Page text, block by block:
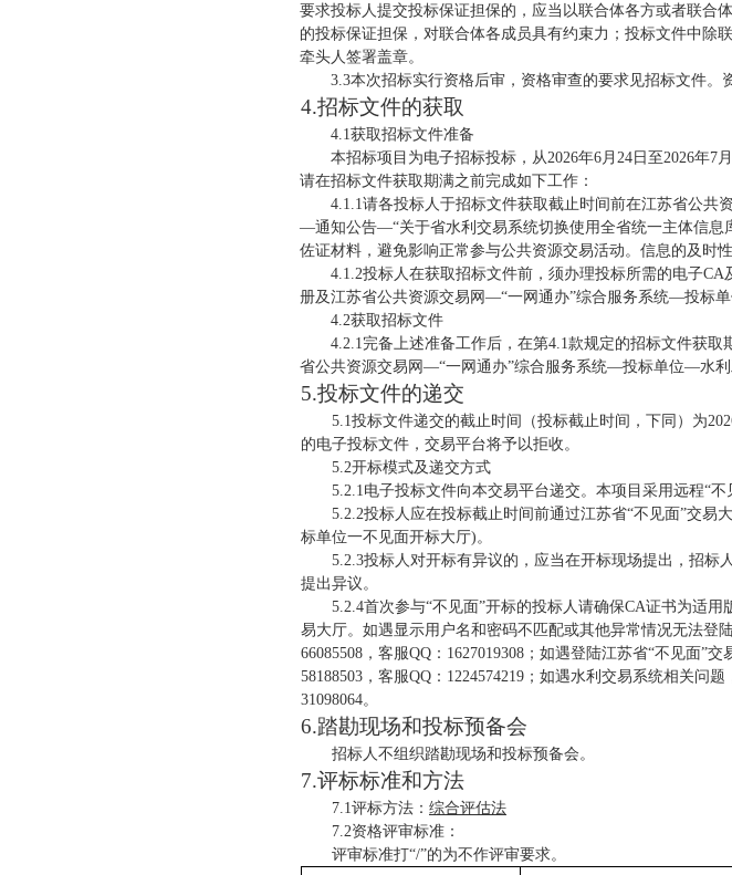
要求投标人提交投标保证担保的，应当以联合体各方或者联合
的投标保证担保，对联合体各成员具有约束力；投标文件中除
牵头人签署盖章。
3.3本次招标实行资格后审，资格审查的要求见招标文件
4.招标文件的获取
4.1获取招标文件准备
本招标项目为电子招标投标，从2026年6月 24 日至2026年7月
请在招标文件获取期满之前完成如下工作：
4.1.1请各投标人于招标文件获取截止时间前在江苏省公共
—通知公告—“关于省水利交易系统切换使用全省统一主体信息
佐证材料，避免影响正常参与公共资源交易活动。信息的及时
4.1.2投标人在获取招标文件前，须办理投标所需的电子
册及江苏省公共资源交易网—“一网通办”综合服务系统—投标
4.2获取招标文件
4.2.1完备上述准备工作后，在第4.1款规定的招标文件获
省公共资源交易网—“一网通办”综合服务系统—投标单位—水利
5.投标文件的递交
5.1投标文件递交的截止时间（投标截止时间，下同）为
的电子投标文件，交易平台将予以拒收。
5.2开标模式及递交方式
5.2.1电子投标文件向本交易平台递交。本项目采用远程“不
5.2.2投标人应在投标截止时间前通过江苏省“不见面”交易
标单位一不见面开标大厅)。
5.2.3投标人对开标有异议的，应当在开标现场提出，招
提出异议。
5.2.4首次参与“不见面”开标的投标人请确保CA证书为适
易大厅。如遇显示用户名和密码不匹配或其他异常情况无法登
66085508，客服QQ：1627019308；如遇登陆江苏省“不见面”
58188503，客服QQ：1224574219；如遇水利交易系统相关问
31098064。
6.踏勘现场和投标预备会
招标人不组织踏勘现场和投标预备会。
7.评标标准和方法
7.1评标方法： 综合评估法
7.2资格评审标准：
评审标准打“/”的为不作评审要求。